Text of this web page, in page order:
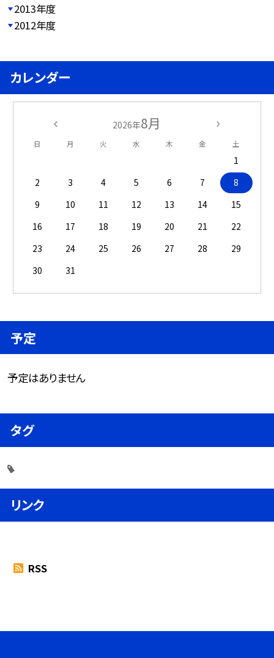
2013年度
2012年度
カレンダー
2026年8月
日 月 火 水 木 金 土
1
2
3 4 5 6 7
8
9
10 11 12 13 14
15
16
17 18 19 20 21
22
23
24 25 26 27 28
29
30
31
予定
予定はありません
タグ
リンク
RSS